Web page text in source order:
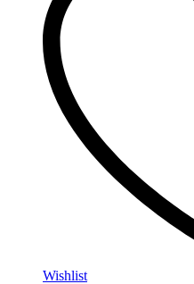
Wishlist